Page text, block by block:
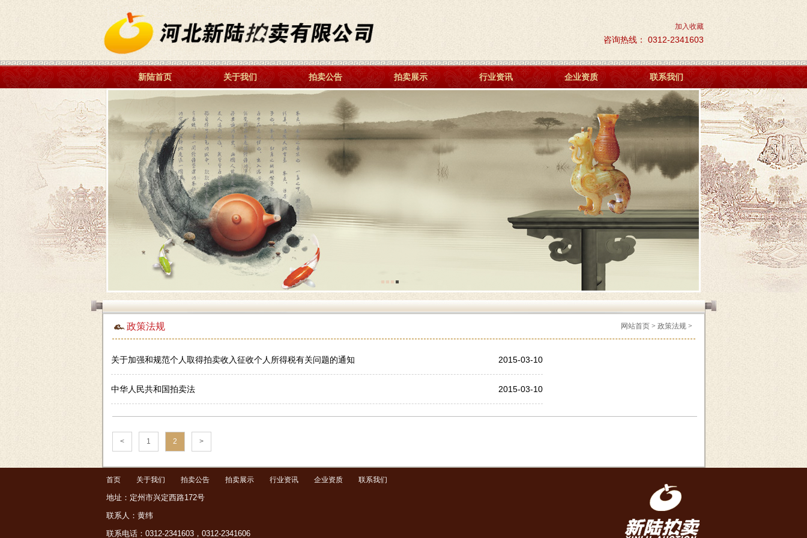
加入收藏
咨询热线： 0312-2341603
新陆首页 关于我们 拍卖公告 拍卖展示 行业资讯 企业资质 联系我们
政策法规 网站首页> 政策法规>
关于加强和规范个人取得拍卖收入征收个人所得税有关问题的通知 2015-03-10
中华人民共和国拍卖法 2015-03-10
< 1 2 >
首页 关于我们 拍卖公告 拍卖展示 行业资讯 企业资质 联系我们
地址：定州市兴定西路172号
联系人：黄纬
联系电话：0312-2341603，0312-2341606